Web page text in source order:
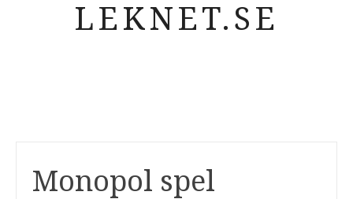
LEKNET.SE
Monopol spel